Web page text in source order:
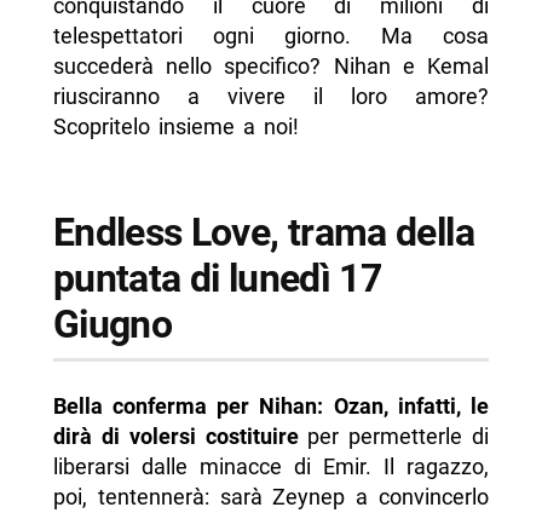
- Endess Love, trama della puntata di sabato
22 Giugno
- Endless Love, trama della puntata di
domenica 23 Giugno
conquistando il cuore di milioni di
telespettatori ogni giorno. Ma cosa
succederà nello specifico? Nihan e Kemal
riusciranno a vivere il loro amore?
Scopritelo insieme a noi!
Endless Love, trama della
puntata di lunedì 17
Giugno
Bella conferma per Nihan: Ozan, infatti, le
dirà di volersi costituireper permetterle di
liberarsi dalle minacce di Emir. Il ragazzo,
poi, tentennerà: sarà Zeynep a convincerlo